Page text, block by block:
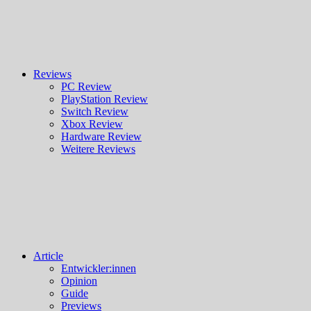
Reviews
PC Review
PlayStation Review
Switch Review
Xbox Review
Hardware Review
Weitere Reviews
Article
Entwickler:innen
Opinion
Guide
Previews